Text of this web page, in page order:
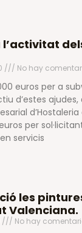
No hay
euros per a
d’estes
per
servicis
les
Valenciana.
No hay